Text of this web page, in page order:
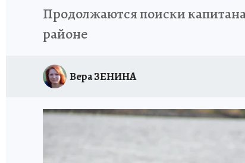
Продолжаются поиски
районе
Вера ЗЕНИНА